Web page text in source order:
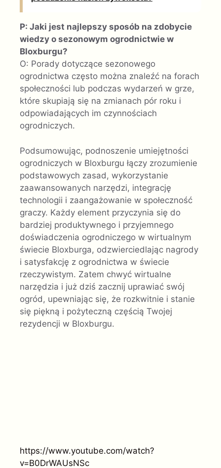
P: Jaki jest najlepszy sposób na zdobycie
wiedzy o sezonowym ogrodnictwie w
Bloxburgu?
O: Porady dotyczące sezonowego
ogrodnictwa często można znaleźć na forach
społeczności lub podczas wydarzeń w grze,
które skupiają się na zmianach pór roku i
odpowiadających im czynnościach
ogrodniczych.
Podsumowując, podnoszenie umiejętności
ogrodniczych w Bloxburgu łączy zrozumienie
podstawowych zasad, wykorzystanie
zaawansowanych narzędzi, integrację
technologii i zaangażowanie w społeczność
graczy. Każdy element przyczynia się do
bardziej produktywnego i przyjemnego
doświadczenia ogrodniczego w wirtualnym
świecie Bloxburga, odzwierciedlając nagrody
i satysfakcję z ogrodnictwa w świecie
rzeczywistym. Zatem chwyć wirtualne
narzędzia i już dziś zacznij uprawiać swój
ogród, upewniając się, że rozkwitnie i stanie
się piękną i pożyteczną częścią Twojej
rezydencji w Bloxburgu.
https://www.youtube.com/watch?
v=B0DrWAUsNSc